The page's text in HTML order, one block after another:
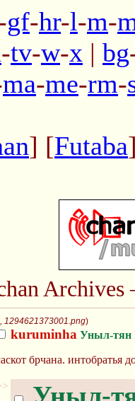
gf-hr-l-m-
-tv-w-x | bg
ma-me-rm-
] [Futaba
1294621373001.png)
kuruminha Уныл-тян
брчана. интобратья